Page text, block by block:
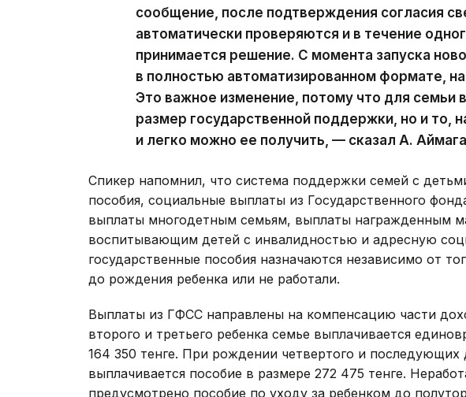
сообщение, после подтверждения согласия
автоматически проверяются и в течение
принимается решение. С момента запуска
в полностью автоматизированном формате,
Это важное изменение, потому что для семьи
размер государственной поддержки, но и то,
и легко можно ее получить, — сказал А.
Спикер напомнил, что система поддержки семей с
пособия, социальные выплаты из Государственного
выплаты многодетным семьям, выплаты награжденным
воспитывающим детей с инвалидностью и адресную
государственные пособия назначаются независимо от
до рождения ребенка или не работали.
Выплаты из ГФСС направлены на компенсацию части
второго и третьего ребенка семье выплачивается
164 350 тенге. При рождении четвертого и последующих
выплачивается пособие в размере 272 475 тенге.
предусмотрено пособие по уходу за ребенком до